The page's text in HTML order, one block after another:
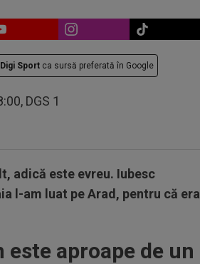
Digi Sport ca sursă preferată în Google
DGS 1
adică este evreu. Iubesc
l-am luat pe Arad, pentru că era
aproape de un